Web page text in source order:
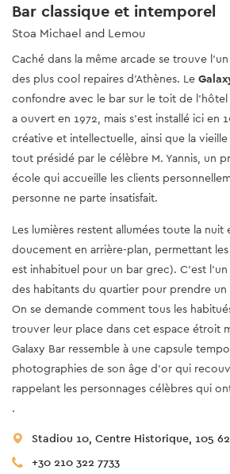
Bar classique et intemporel
Stoa Michael and Lemou
Caché dans la même arcade se trouve
des plus cool repaires d'Athènes. Le
confondre avec le bar sur le toit de
a ouvert en 1972, mais s'est installé ici en
créative et intellectuelle, ainsi que la
tout présidé par le célèbre M. Yannis, un
école qui accueille les clients
personne ne parte insatisfait.
Les lumières restent allumées toute la nuit
doucement en arrière-plan, permettant
est inhabituel pour un bar grec). C'est
des habitants du quartier pour prendre un
On se demande comment tous les
trouver leur place dans cet espace étroit
Galaxy Bar ressemble à une capsule
photographies de son âge d'or qui
rappelant les personnages célèbres qui
.
Stadiou 10, Centre Historique, 105 62
+30 210 322 7733